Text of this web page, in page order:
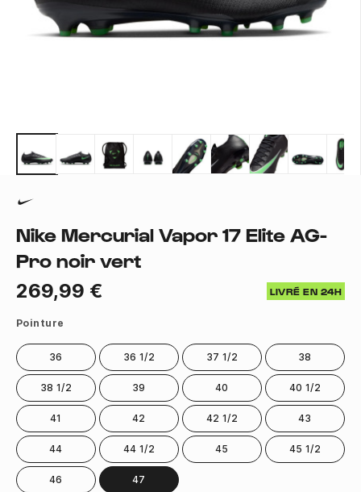
Nike Mercurial Vapor 17 Elite AG-
Pro noir vert
269,99 € LIVRÉ EN 24H
Pointure
36 36 1/2 37 1/2 38
38 1/2 39 40 40 1/2
41 42 42 1/2 43
44 44 1/2 45 45 1/2
46 47